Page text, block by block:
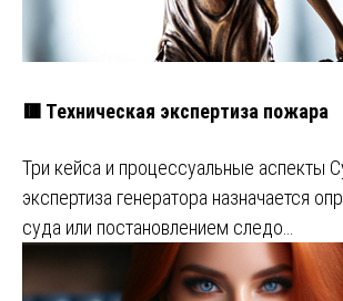
🟥 Техническая экспертиза пожара
Три кейса и процессуальные аспекты
экспертиза генератора назначается
суда или постановлением следо…